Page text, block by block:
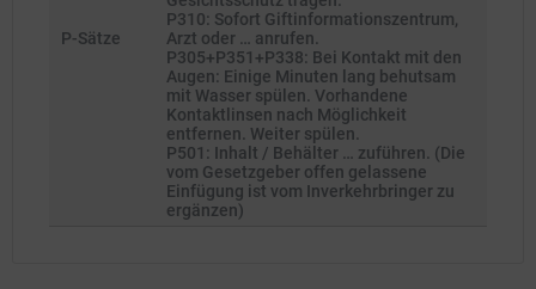
P-Sätze
P310: Sofort Giftinformationszentrum,
Arzt oder … anrufen.
P305+P351+P338: Bei Kontakt mit den
Augen: Einige Minuten lang behutsam
mit Wasser spülen. Vorhandene
Kontaktlinsen nach Möglichkeit
entfernen. Weiter spülen.
P501: Inhalt / Behälter … zuführen. (Die
vom Gesetzgeber offen gelassene
Einfügung ist vom Inverkehrbringer zu
ergänzen)